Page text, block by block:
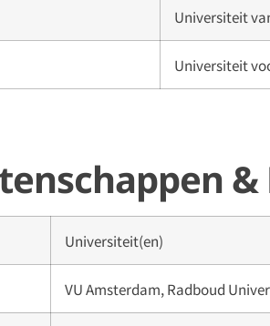
Universiteit
Universiteit
&
Universiteit(en)
VU Amsterdam, Radboud